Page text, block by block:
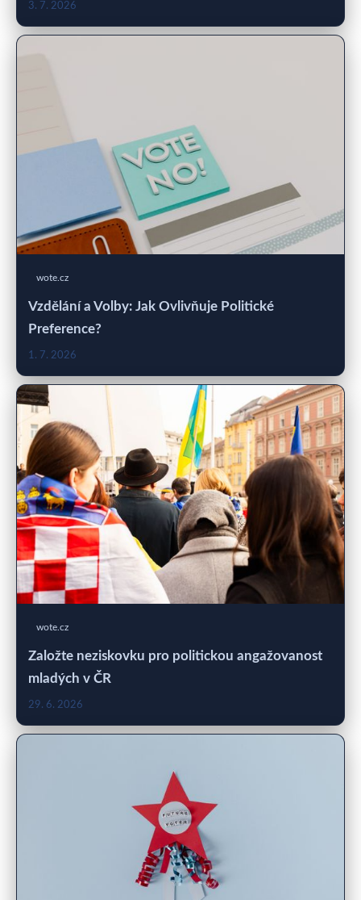
3. 7. 2026
wote.cz
Vzdělání a Volby: Jak Ovlivňuje Politické
Preference?
1. 7. 2026
wote.cz
Založte neziskovku pro politickou angažovanost
mladých v ČR
29. 6. 2026